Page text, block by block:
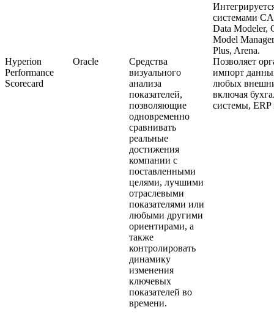
системами
Data Modeler,
Model
Plus, Arena.
Hyperion
Performance
Scorecard
Oracle
Средства
визуального
анализа
показателей,
позволяющие
одновременно
сравнивать
реальные
достижения
компании с
поставленными
целями, лучшими
отраслевыми
показателями или
любыми другими
ориентирами, а
также
контролировать
динамику
изменения
ключевых
показателей во
времени.
Позволяет
импорт
любых
включая
системы, ERP